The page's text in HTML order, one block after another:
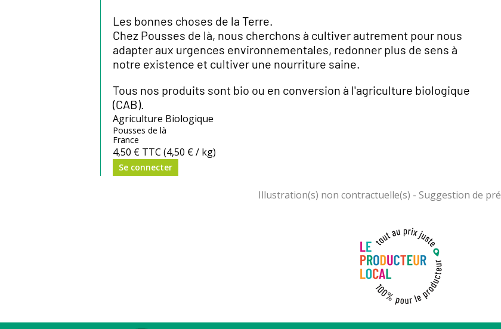
Les bonnes choses de la Terre.
Chez Pousses de là, nous cherchons à cultiver autrement pour nous
adapter aux urgences environnementales, redonner plus de sens à
notre existence et cultiver une nourriture saine.
Tous nos produits sont bio ou en conversion à l'agriculture biologique
(CAB).
Agriculture Biologique
Pousses de là
France
4,50 € TTC (4,50 € / kg)
Se connecter